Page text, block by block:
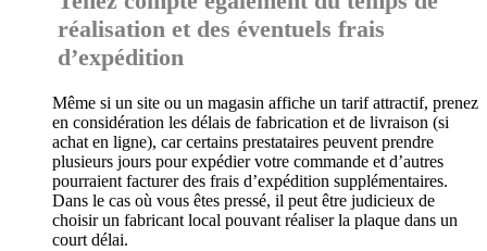
réalisation et des éventuels frais
d’expédition
Même si un site ou un magasin affiche un tarif attractif, prenez
en considération les délais de fabrication et de livraison (si
achat en ligne), car certains prestataires peuvent prendre
plusieurs jours pour expédier votre commande et d’autres
pourraient facturer des frais d’expédition supplémentaires.
Dans le cas où vous êtes pressé, il peut être judicieux de
choisir un fabricant local pouvant réaliser la plaque dans un
court délai.